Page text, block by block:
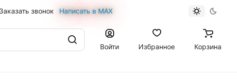
Заказать звонок Написать в MAX
Войти Избранное Корзина